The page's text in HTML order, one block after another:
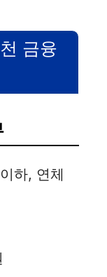
금융
하, 연체